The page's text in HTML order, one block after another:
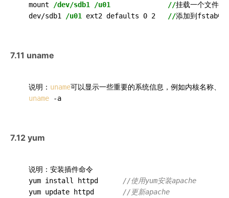
  mount
/dev/sdb1 /u01 //挂载一个文件系
  dev/sdb1
/u01 ext2 defaults 0 2 //
7.11 uname
  说明：
uname可以显示一些重要的系统信息，例如内核名称、
uname
7.12 yum
  说明：安装插件命令
  yum install httpd
//使用yum安装apache
  yum update httpd
//更新apache